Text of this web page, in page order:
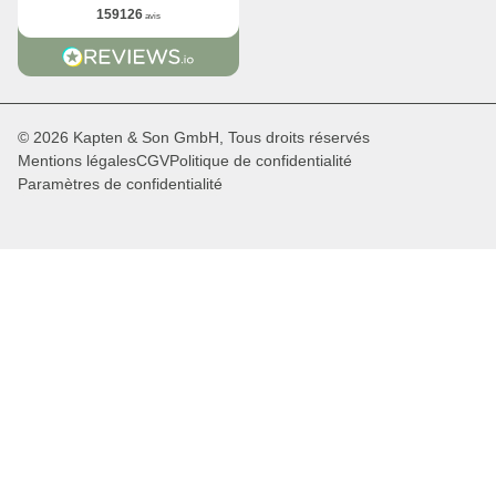
159126 avis
© 2026 Kapten & Son GmbH, Tous droits réservés
Mentions légalesCGVPolitique de confidentialité
Paramètres de confidentialité